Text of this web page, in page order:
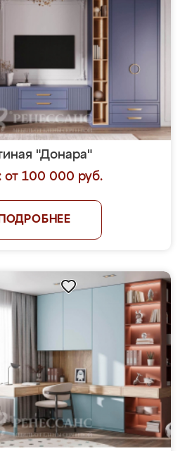
"Донара"
от 100 000 руб.
ПОДРОБНЕЕ